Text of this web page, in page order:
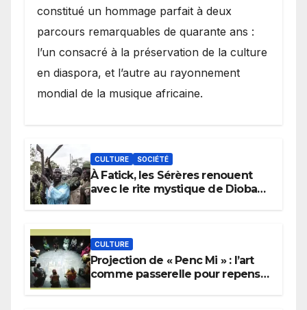
constitué un hommage parfait à deux
parcours remarquables de quarante ans :
l’un consacré à la préservation de la culture
en diaspora, et l’autre au rayonnement
mondial de la musique africaine.
CULTURE SOCIÉTÉ
À Fatick, les Sérères renouent
avec le rite mystique de Diobaye
CULTURE
Projection de « Penc Mi » : l’art
comme passerelle pour repenser